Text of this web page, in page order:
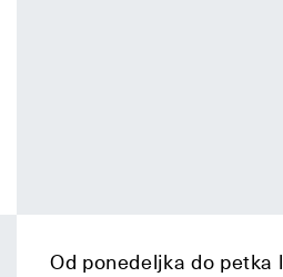
Od ponedeljka do petka